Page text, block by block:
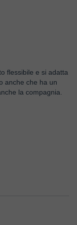
flessibile e si adatta
anche che ha un
la compagnia.